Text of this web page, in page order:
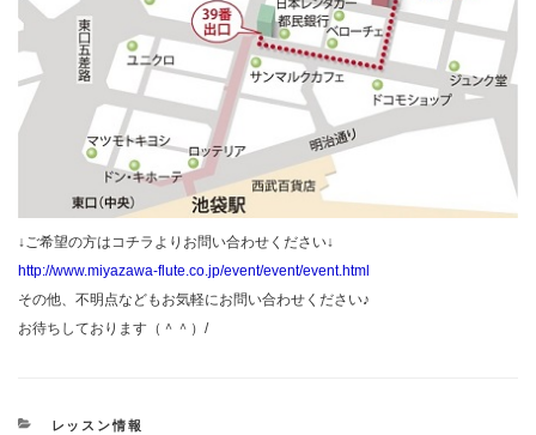
↓ご希望の方はコチラよりお問い合わせください↓
http://www.miyazawa-flute.co.jp/event/event/event.html
その他、不明点などもお気軽にお問い合わせください♪
お待ちしております（＾＾）/
カ
レッスン情報